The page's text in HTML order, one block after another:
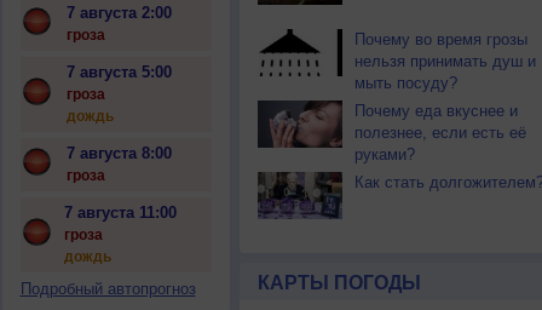
7 августа 2:00
гроза
7 августа 5:00
гроза
дождь
7 августа 8:00
гроза
7 августа 11:00
гроза
дождь
Подробный автопрогноз
Почему во время грозы
нельзя принимать душ и
мыть посуду?
Почему еда вкуснее и
полезнее, если есть её
руками?
Как стать
КАРТЫ ПОГОДЫ